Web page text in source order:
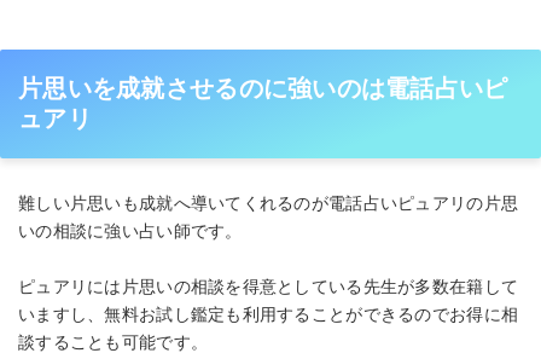
片思いを成就させるのに強いのは電話占いピ
ュアリ
難しい片思いも成就へ導いてくれるのが電話占いピュアリの片思
いの相談に強い占い師です。
ピュアリには片思いの相談を得意としている先生が多数在籍して
いますし、無料お試し鑑定も利用することができるのでお得に相
談することも可能です。